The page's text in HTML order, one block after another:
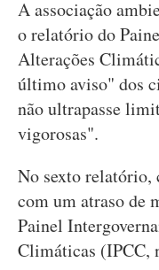
A associação
o relatório do
Alterações
último aviso" dos
não ultrapasse
vigorosas".
No sexto relatório,
com um atraso de
Painel
Climáticas (IPCC,